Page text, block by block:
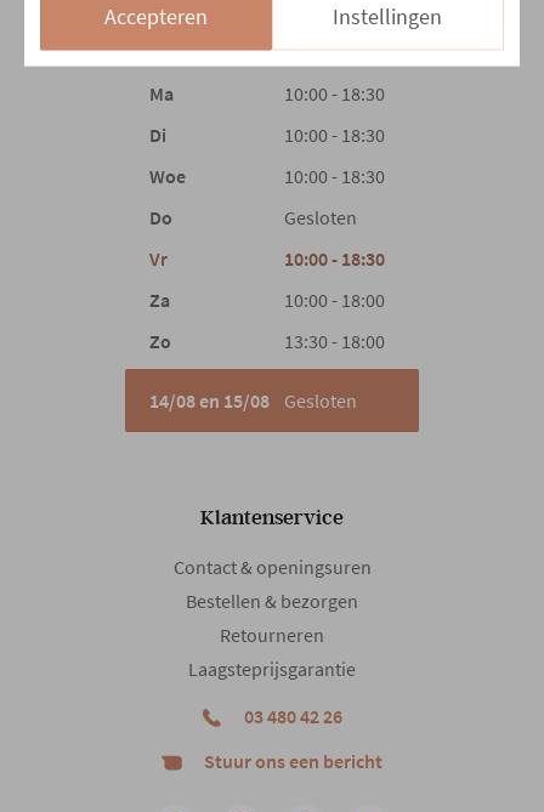
Materiaal rug Hout
Hout
Ja
03 480 42 26
info@gerowonen.be
Ma
10:00 - 18:30
Di
10:00 - 18:30
Woe
10:00 - 18:30
Do
Gesloten
Vr
10:00 - 18:30
Za
10:00 - 18:00
Zo
13:30 - 18:00
14/08 en 15/08 Gesloten
Klantenservice
Contact & openingsuren
Bestellen & bezorgen
Retourneren
Laagsteprijsgarantie
03 480 42 26
Stuur ons een bericht
Accepteren Instellingen